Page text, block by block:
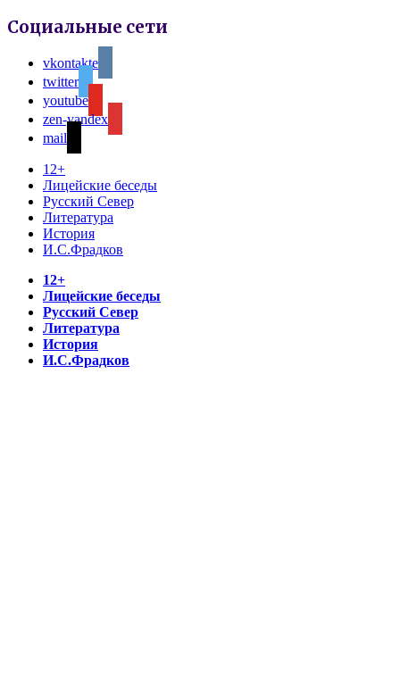
Социальные сети
vkontakte
twitter
youtube
zen-yandex
mail
12+
Лицейские беседы
Русский Север
Литература
История
И.С.Фрадков
12+
Лицейские беседы
Русский Север
Литература
История
И.С.Фрадков